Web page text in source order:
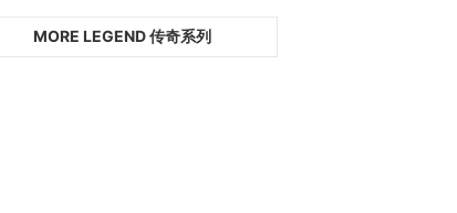
MORE LEGEND 传奇系列